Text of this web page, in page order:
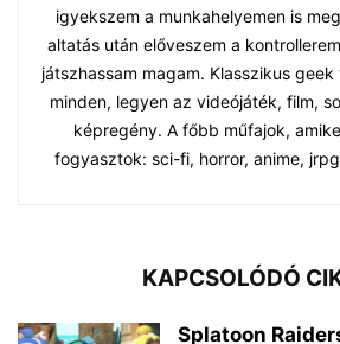
igyekszem a munkahelyemen is
altatás után előveszem a
játszhassam magam. Klasszikus
minden, legyen az videójáték, film,
képregény. A főbb műfajok,
fogyasztok: sci-fi, horror, anime,
KAPCSOLÓDÓ
Splatoon